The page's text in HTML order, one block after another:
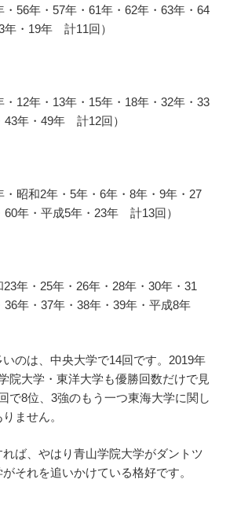
・56年・57年・61年・62年・63年・64
年・19年 計11回）
・12年・13年・15年・18年・32年・33
43年・49年 計12回）
・昭和2年・5年・6年・8年・9年・27
60年・平成5年・23年 計13回）
23年・25年・26年・28年・30年・31
36年・37年・38年・39年・平成8年
のは、中央大学で14回です。2019年
院大学・東洋大学も優勝回数だけで見
で8位、3強のもう一つ東海大学に関し
ません。
ば、やはり青山学院大学がダントツ
それを追いかけている格好です。